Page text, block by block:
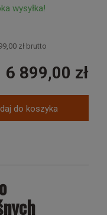
wysyłka!
zł brutto
6 899,00 zł
do koszyka